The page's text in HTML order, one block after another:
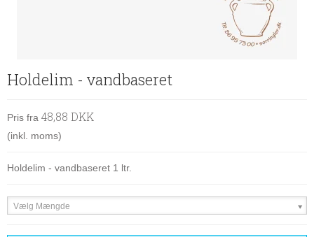
Holdelim - vandbaseret
Pris fra 48,88 DKK
(inkl. moms)
Holdelim - vandbaseret 1 ltr.
Vælg Mængde